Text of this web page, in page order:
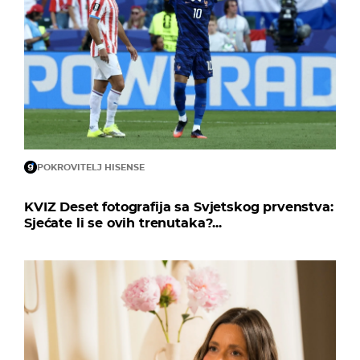
POKROVITELJ HISENSE
KVIZ Deset fotografija sa Svjetskog prvenstva:
Sjećate li se ovih trenutaka?...